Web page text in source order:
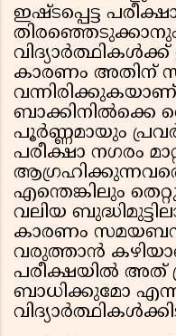
ഇഷ്ടപ്പെട്ട
തിരഞ്ഞെടുക്കാനും
കാരണം അതിന്
ബാക്കിനിൽക്കെ
പൂർണ്ണമായും
പരീക്ഷാ നഗരം
എന്തെങ്കിലും
വലിയ
കാരണം
വരുത്താൻ
പരീക്ഷയിൽ അത്
ബാധിക്കുമോ